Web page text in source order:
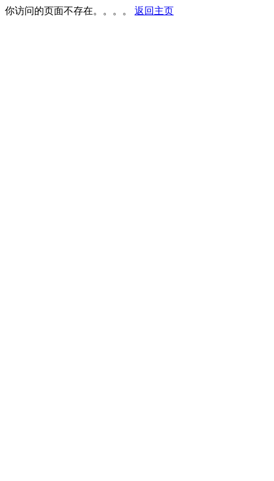
你访问的页面不存在。。。。 返回主页